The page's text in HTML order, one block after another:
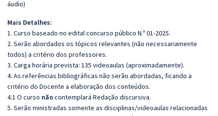
áudio)
Mais Detalhes:
1. Curso baseado no edital concurso público N.º 01-2025.
2. Serão abordados os tópicos relevantes (não necessariamente
todos) a critério dos professores.
3. Carga horária prevista: 135 videoaulas (aproximadamente).
4. As referências bibliográficas não serão abordadas, ficando a
critério do Docente a elaboração dos conteúdos.
4.1 O curso nãocontemplará Redação discursiva.
5. Serão ministradas somente as disciplinas/videoaulas relacionadas